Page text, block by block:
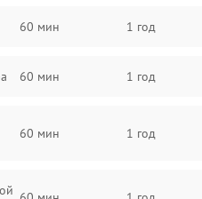
60 мин 1 год
60 мин 1 год
60 мин 1 год